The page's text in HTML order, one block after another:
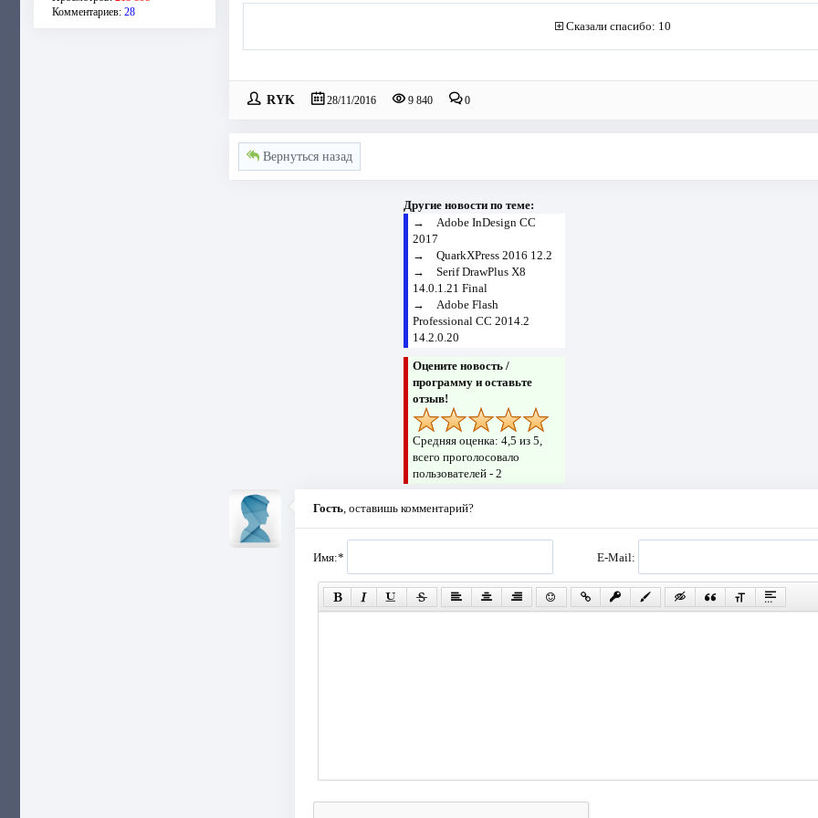
Комментариев: 28
Сказали спасибо: 10
RYK 28/11/2016 9 840 0
Вернуться назад
Другие новости по теме:
→ Adobe InDesign CC
2017
→ QuarkXPress 2016 12.2
→ Serif DrawPlus X8
14.0.1.21 Final
→ Adobe Flash
Professional CC 2014.2
14.2.0.20
Оцените новость /
программу и оставьте
отзыв!
Средняя оценка: 4,5 из 5,
всего проголосовало
пользователей - 2
Гость, оставишь комментарий?
Имя:* E-Mail: